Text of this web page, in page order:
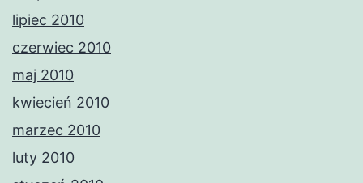
lipiec 2010
czerwiec 2010
maj 2010
kwiecień 2010
marzec 2010
luty 2010